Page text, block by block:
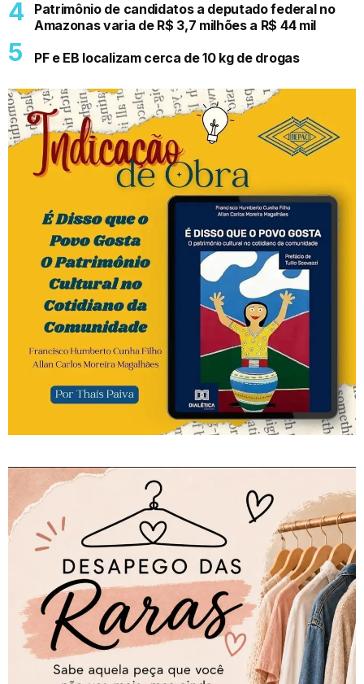
Patrimônio de candidatos a deputado federal no
Amazonas varia de R$ 3,7 milhões a R$ 44 mil
PF e EB localizam cerca de 10 kg de drogas